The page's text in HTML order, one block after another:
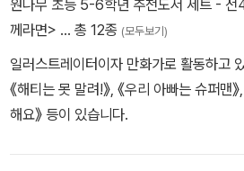
원나무 초등 5-6학년 추천도서 세트 - 전
께라면> … 총 12종 (모두보기)
일러스트레이터이자 만화가로 활동하고
《해티는 못 말려!》, 《우리 아빠는 슈퍼맨
해요》 등이 있습니다.